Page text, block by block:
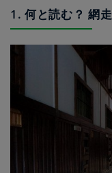
1. 何と読む？ 網走